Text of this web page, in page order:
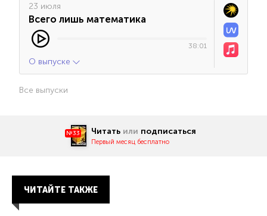
23 июля
Всего лишь математика
38:01
О выпуске
Все выпуски
№33 Читать или подписаться
Первый месяц бесплатно
ЧИТАЙТЕ ТАКЖЕ